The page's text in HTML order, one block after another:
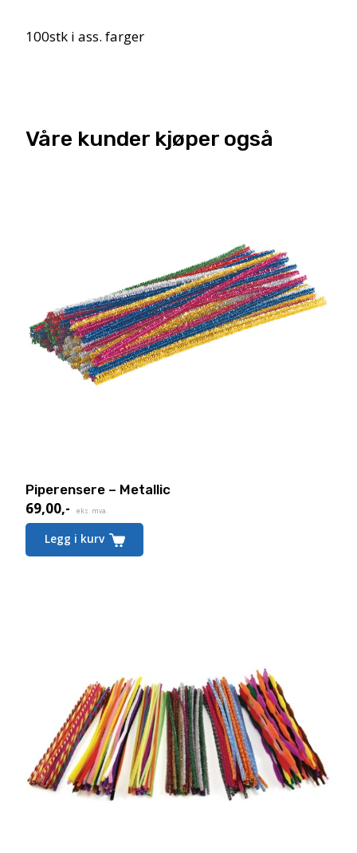
100stk i ass. farger
Våre kunder kjøper også
Piperensere – Metallic
69,00,- eks. mva.
Legg i kurv